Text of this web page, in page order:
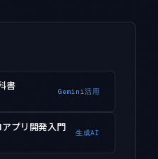
書 Gemini活用
プリ開発入門 生成AI